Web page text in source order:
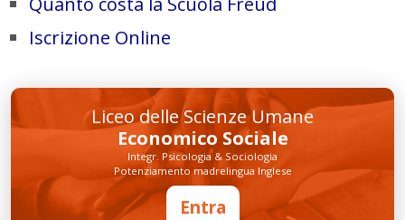
Iscrizione Online
Liceo delle Scienze Umane
Economico Sociale
Integr. Psicologia & Sociologia
Potenziamento madrelingua Inglese
Entra